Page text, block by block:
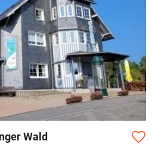
Wald